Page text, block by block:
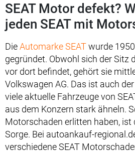
SEAT Motor defekt?
jeden SEAT mit
DieAutomarke SEATwurde
gegründet. Obwohl sich der Sitz
vor dort befindet, gehört sie
Volkswagen AG. Das ist auch
viele aktuelle Fahrzeuge von
aus dem Konzern stark ähneln.
Motorschaden erlitten haben, ist
Sorge. Bei autoankauf-
verschiedene SEAT